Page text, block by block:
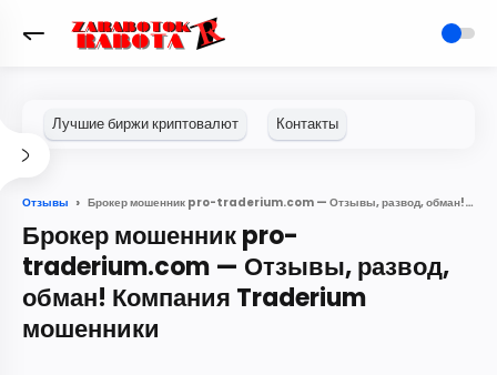
Отзывы Брокер мошенник pro-traderium.com — Отзывы, развод, обман! Компания Traderium мошенники
Брокер мошенник pro-
traderium.com — Отзывы, развод,
обман! Компания Traderium
мошенники